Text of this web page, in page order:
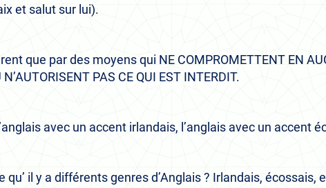
et salut sur lui).
que par des moyens qui NE COMPROMETTENT EN
PAS CE QUI EST INTERDIT.
avec un accent irlandais, l’anglais avec un accent
qu’ il y a différents genres d’Anglais ? Irlandais, écossais,